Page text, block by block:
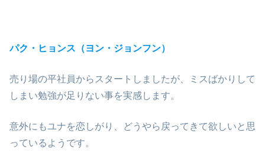
パク・ヒョンス（ヨン・ジョンフン）
売り場の平社員からスタートしましたが、ミスばかりして
しまい勉強が足りない事を実感します。
意外にもユナを恋しがり、どうやら戻ってきて欲しいと思
っているようです。